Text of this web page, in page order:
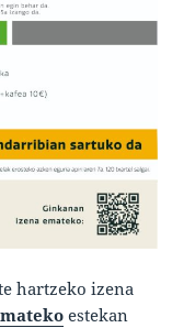
hartzeko izena
estekan